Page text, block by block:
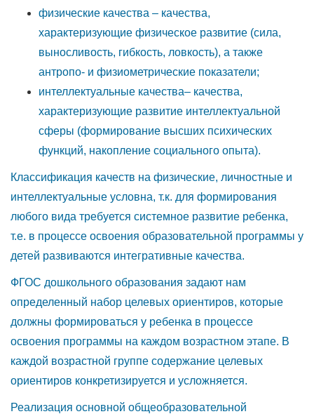
физические качества – качества,
характеризующие физическое развитие (сила,
выносливость, гибкость, ловкость), а также
антропо- и физиометрические показатели;
интеллектуальные качества– качества,
характеризующие развитие интеллектуальной
сферы (формирование высших психических
функций, накопление социального опыта).
Классификация качеств на физические, личностные и
интеллектуальные условна, т.к. для формирования
любого вида требуется системное развитие ребенка,
т.е. в процессе освоения образовательной программы у
детей развиваются интегративные качества.
ФГОС дошкольного образования задают нам
определенный набор целевых ориентиров, которые
должны формироваться у ребенка в процессе
освоения программы на каждом возрастном этапе. В
каждой возрастной группе содержание целевых
ориентиров конкретизируется и усложняется.
Реализация основной общеобразовательной